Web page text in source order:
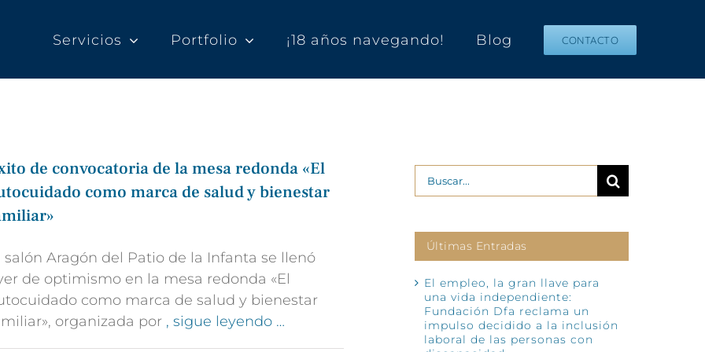
Servicios Portfolio ¡18 años navegando! Blog CONTACTO
de convocatoria de la mesa redonda «El
como marca de salud y bienestar
salón Aragón del Patio de la Infanta se llenó
de optimismo en la mesa redonda «El
como marca de salud y bienestar
organizada por , sigue leyendo …
Buscar:
Últimas Entradas
El empleo, la gran llave para
una vida independiente:
Fundación Dfa reclama un
impulso decidido a la inclusión
laboral de las personas con